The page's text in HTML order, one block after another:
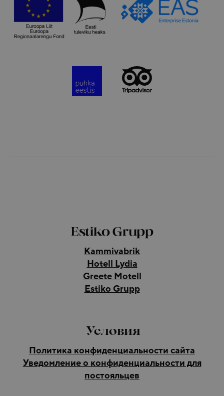
Estiko Grupp
Kammivabrik
Hotell Lydia
Greete Motell
Estiko Grupp
Условия
Политика конфиденциальности сайта
Уведомление о конфиденциальности для
постояльцев